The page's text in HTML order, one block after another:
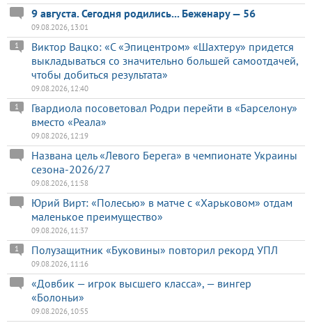
9 августа. Сегодня родились... Беженару — 56
09.08.2026, 13:01
Виктор Вацко: «С «Эпицентром» «Шахтеру» придется
выкладываться со значительно большей самоотдачей,
чтобы добиться результата»
1
09.08.2026, 12:40
Гвардиола посоветовал Родри перейти в «Барселону»
вместо «Реала»
1
09.08.2026, 12:19
Названа цель «Левого Берега» в чемпионате Украины
сезона-2026/27
09.08.2026, 11:58
Юрий Вирт: «Полесью» в матче с «Харьковом» отдам
маленькое преимущество»
09.08.2026, 11:37
Полузащитник «Буковины» повторил рекорд УПЛ
1
09.08.2026, 11:16
«Довбик — игрок высшего класса», — вингер
«Болоньи»
09.08.2026, 10:55